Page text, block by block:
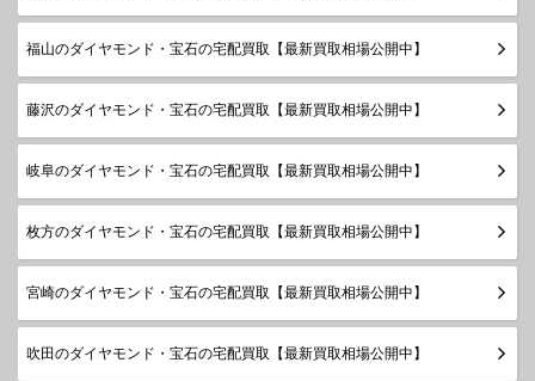
福山のダイヤモンド・宝石の宅配買取【最新買取相場公開中】
藤沢のダイヤモンド・宝石の宅配買取【最新買取相場公開中】
岐阜のダイヤモンド・宝石の宅配買取【最新買取相場公開中】
枚方のダイヤモンド・宝石の宅配買取【最新買取相場公開中】
宮崎のダイヤモンド・宝石の宅配買取【最新買取相場公開中】
吹田のダイヤモンド・宝石の宅配買取【最新買取相場公開中】